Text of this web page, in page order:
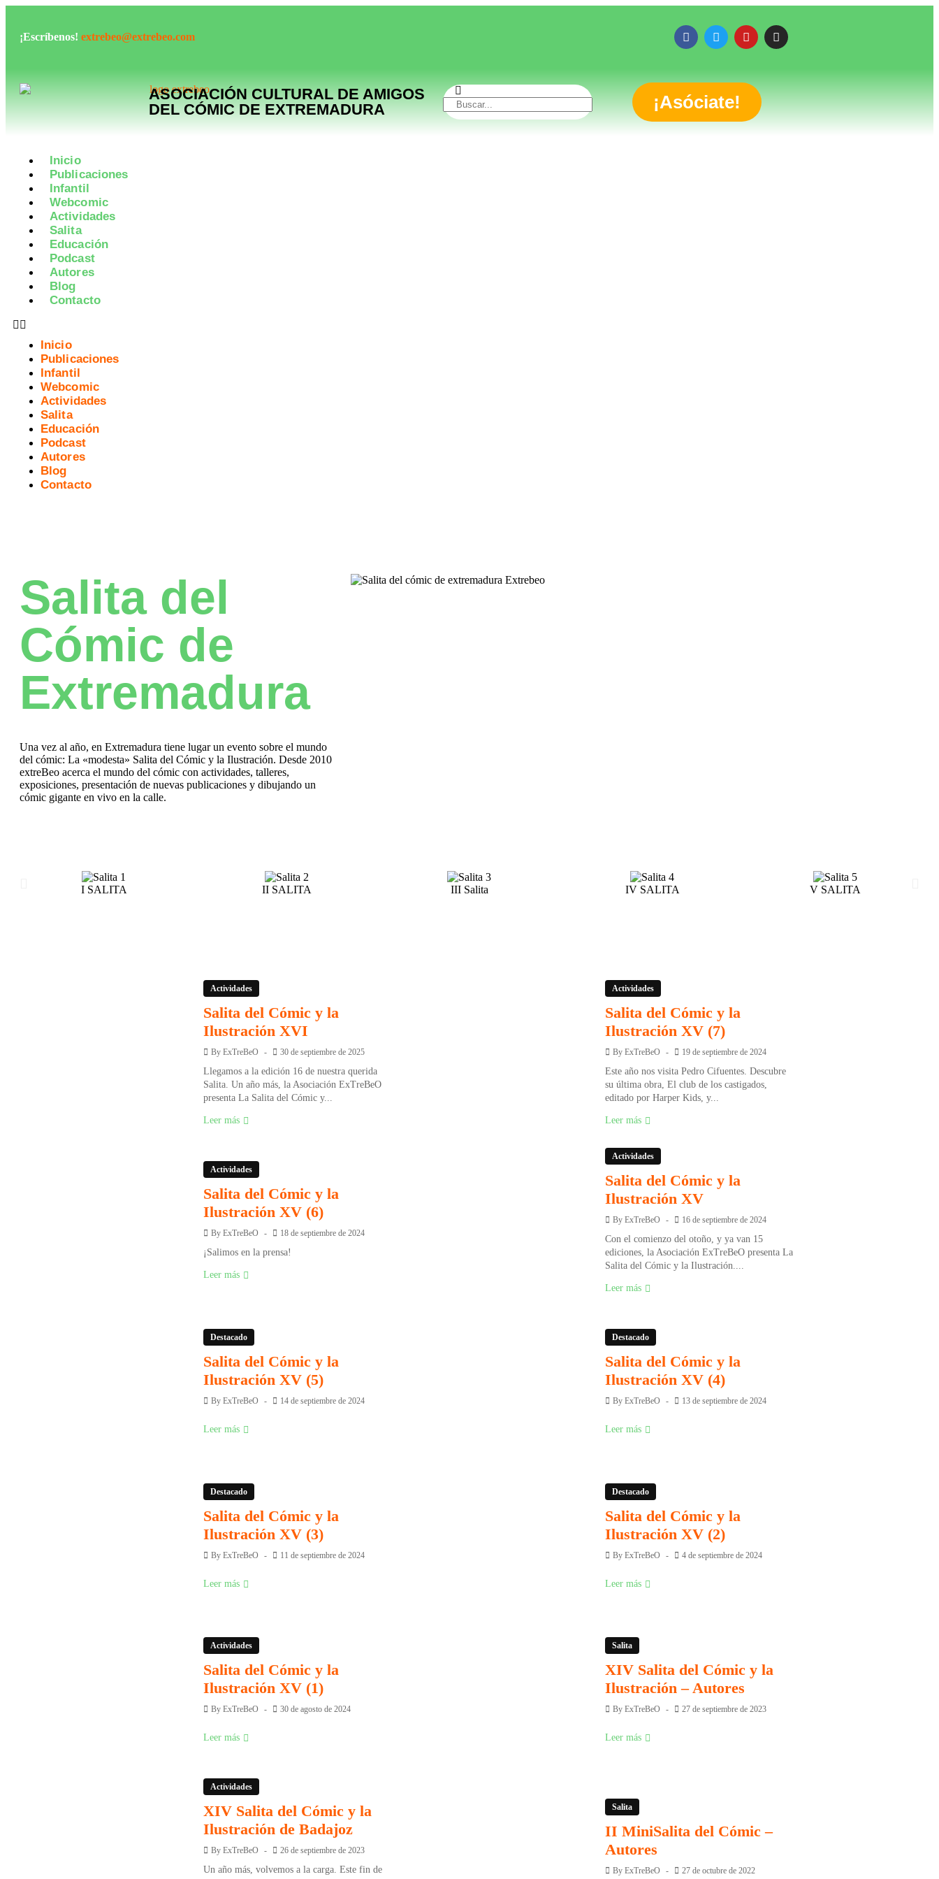
¡Escríbenos! extrebeo@extrebeo.com
ASOCIACIÓN CULTURAL DE AMIGOS
DEL CÓMIC DE EXTREMADURA
¡Asóciate!
Inicio
Publicaciones
Infantil
Webcomic
Actividades
Salita
Educación
Podcast
Autores
Blog
Contacto
Inicio
Publicaciones
Infantil
Webcomic
Actividades
Salita
Educación
Podcast
Autores
Blog
Contacto
Salita del
Cómic de
Extremadura
Una vez al año, en Extremadura tiene lugar un evento sobre el mundo
del cómic: La «modesta» Salita del Cómic y la Ilustración. Desde 2010
extreBeo acerca el mundo del cómic con actividades, talleres,
exposiciones, presentación de nuevas publicaciones y dibujando un
cómic gigante en vivo en la calle.
I SALITA II SALITA III Salita IV SALITA V SALITA
Actividades
Salita del Cómic y la
Ilustración XVI
By ExTreBeO 30 de septiembre de 2025
Llegamos a la edición 16 de nuestra querida
Salita. Un año más, la Asociación ExTreBeO
presenta La Salita del Cómic y...
Leer más
Actividades
Salita del Cómic y la
Ilustración XV (7)
By ExTreBeO 19 de septiembre de 2024
Este año nos visita Pedro Cifuentes. Descubre
su última obra, El club de los castigados,
editado por Harper Kids, y...
Leer más
Actividades
Salita del Cómic y la
Ilustración XV (6)
By ExTreBeO 18 de septiembre de 2024
¡Salimos en la prensa!
Leer más
Actividades
Salita del Cómic y la
Ilustración XV
By ExTreBeO 16 de septiembre de 2024
Con el comienzo del otoño, y ya van 15
ediciones, la Asociación ExTreBeO presenta La
Salita del Cómic y la Ilustración....
Leer más
Destacado
Salita del Cómic y la
Ilustración XV (5)
By ExTreBeO 14 de septiembre de 2024
Leer más
Destacado
Salita del Cómic y la
Ilustración XV (4)
By ExTreBeO 13 de septiembre de 2024
Leer más
Destacado
Salita del Cómic y la
Ilustración XV (3)
By ExTreBeO 11 de septiembre de 2024
Leer más
Destacado
Salita del Cómic y la
Ilustración XV (2)
By ExTreBeO 4 de septiembre de 2024
Leer más
Actividades
Salita del Cómic y la
Ilustración XV (1)
By ExTreBeO 30 de agosto de 2024
Leer más
Salita
XIV Salita del Cómic y la
Ilustración – Autores
By ExTreBeO 27 de septiembre de 2023
Leer más
Actividades
XIV Salita del Cómic y la
Ilustración de Badajoz
By ExTreBeO 26 de septiembre de 2023
Un año más, volvemos a la carga. Este fin de
Salita
II MiniSalita del Cómic –
Autores
By ExTreBeO 27 de octubre de 2022